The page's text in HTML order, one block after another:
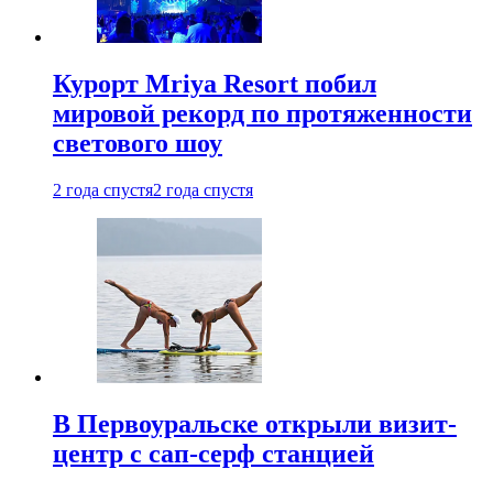
Курорт Mriya Resort побил
мировой рекорд по протяженности
светового шоу
2 года спустя2 года спустя
В Первоуральске открыли визит-
центр с сап-серф станцией